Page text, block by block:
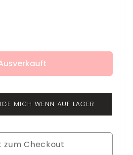
MICH WENN AUF LAGER
zum Checkout